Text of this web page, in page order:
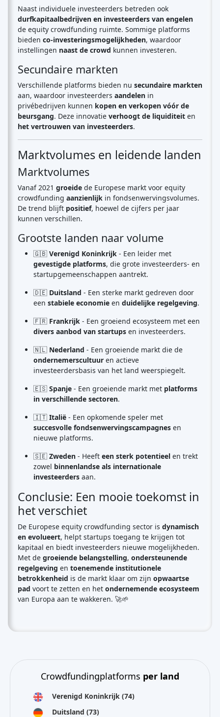
Naast individuele investeerders betreden ook
durfkapitaalbedrijven en investeerders van engelen
de equity crowdfunding ruimte. Sommige platforms
bieden co-investeringsmogelijkheden, waardoor
instellingen naast de crowd kunnen investeren.
Secundaire markten
Verschillende platforms bieden nu secundaire markten
aan, waardoor investeerders aandelen in
privébedrijven kunnen kopen en verkopen vóór de
beursgang. Deze innovatie verhoogt de liquiditeit en
het vertrouwen van investeerders.
Marktvolumes en leidende landen
Marktvolumes
Vanaf 2021 groeide de Europese markt voor equity
crowdfunding aanzienlijk in fondsenwervingsvolumes.
De trend blijft positief, hoewel de cijfers per jaar
kunnen verschillen.
Grootste landen naar volume
🇬🇧 Verenigd Koninkrijk - Een leider met
gevestigde platforms, die grote investeerders- en
startupgemeenschappen aantrekt.
🇩🇪 Duitsland - Een sterke markt gedreven door
een stabiele economie en duidelijke regelgeving.
🇫🇷 Frankrijk - Een groeiend ecosysteem met een
divers aanbod van startups en investeerders.
🇳🇱 Nederland - Een groeiende markt die de
ondernemerscultuur en actieve
investeerdersbasis van het land weerspiegelt.
🇪🇸 Spanje - Een groeiende markt met platforms
in verschillende sectoren.
🇮🇹 Italië - Een opkomende speler met
succesvolle fondsenwervingscampagnes en
nieuwe platforms.
🇸🇪 Zweden - Heeft een sterk potentieel en trekt
zowel binnenlandse als internationale
investeerders aan.
Conclusie: Een mooie toekomst in
het verschiet
De Europese equity crowdfunding sector is dynamisch
en evolueert, helpt startups toegang te krijgen tot
kapitaal en biedt investeerders nieuwe mogelijkheden.
Met de groeiende belangstelling, ondersteunende
regelgeving en toenemende institutionele
betrokkenheid is de markt klaar om zijn opwaartse
pad voort te zetten en het ondernemende ecosysteem
van Europa aan te wakkeren. 🚀🌱
Crowdfundingplatforms per land
Verenigd Koninkrijk (74)
Duitsland (73)